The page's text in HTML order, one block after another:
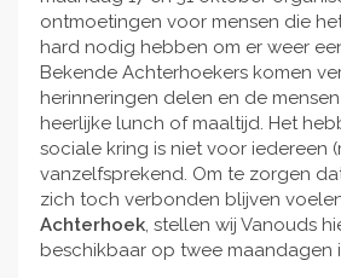
ontmoetingen voor mensen die
hard nodig hebben om er weer
Bekende Achterhoekers komen
herinneringen delen en de
heerlijke lunch of maaltijd. Het
sociale kring is niet voor iedereen
vanzelfsprekend. Om te zorgen
zich toch verbonden blijven
Achterhoek, stellen wij Vanouds
beschikbaar op twee maandagen